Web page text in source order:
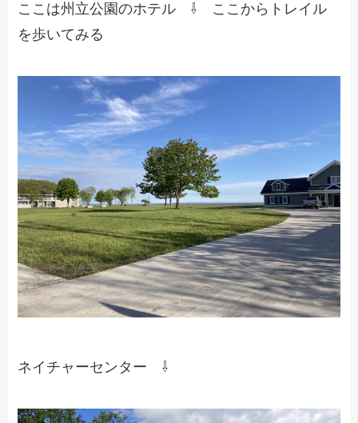
ここは州立公園のホテル ⇩ ここからトレイル
を歩いてみる
ネイチャーセンター ⇩